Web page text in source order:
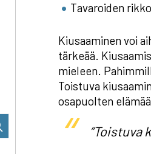
haku
Tavaroiden
Kiusaaminen voi
tärkeää.
mieleen.
Toistuva
osapuolten
”Toistuva